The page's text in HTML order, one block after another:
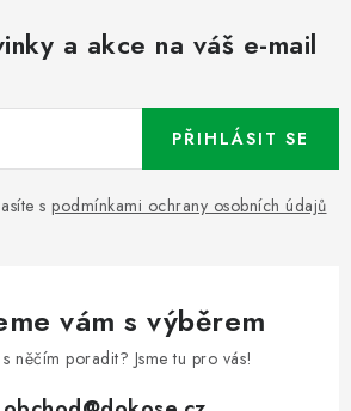
a akce na váš e-mail
s podmínkami ochrany osobních údajů
PŘIHLÁSIT SE
vám s výběrem
něčím poradit? Jsme tu pro vás!